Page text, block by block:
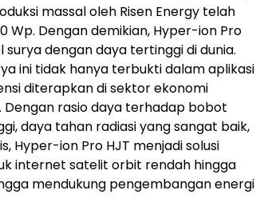
massal oleh Risen Energy telah
Wp. Dengan demikian, Hyper-ion Pro
surya dengan daya tertinggi di dunia.
ini tidak hanya terbukti dalam aplikasi
diterapkan di sektor ekonomi
Dengan rasio daya terhadap bobot
daya tahan radiasi yang sangat baik,
Hyper-ion Pro HJT menjadi solusi
internet satelit orbit rendah hingga
mendukung pengembangan energi